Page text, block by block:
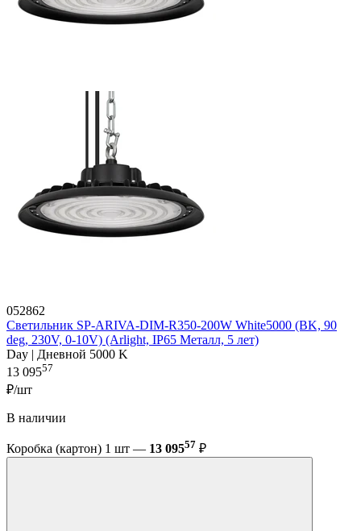
052862
Светильник SP-ARIVA-DIM-R350-200W White5000 (BK, 90
deg, 230V, 0-10V) (Arlight, IP65 Металл, 5 лет)
Day | Дневной 5000 K
13 09557
₽/шт
В наличии
Коробка (картон) 1 шт — 13 09557 ₽